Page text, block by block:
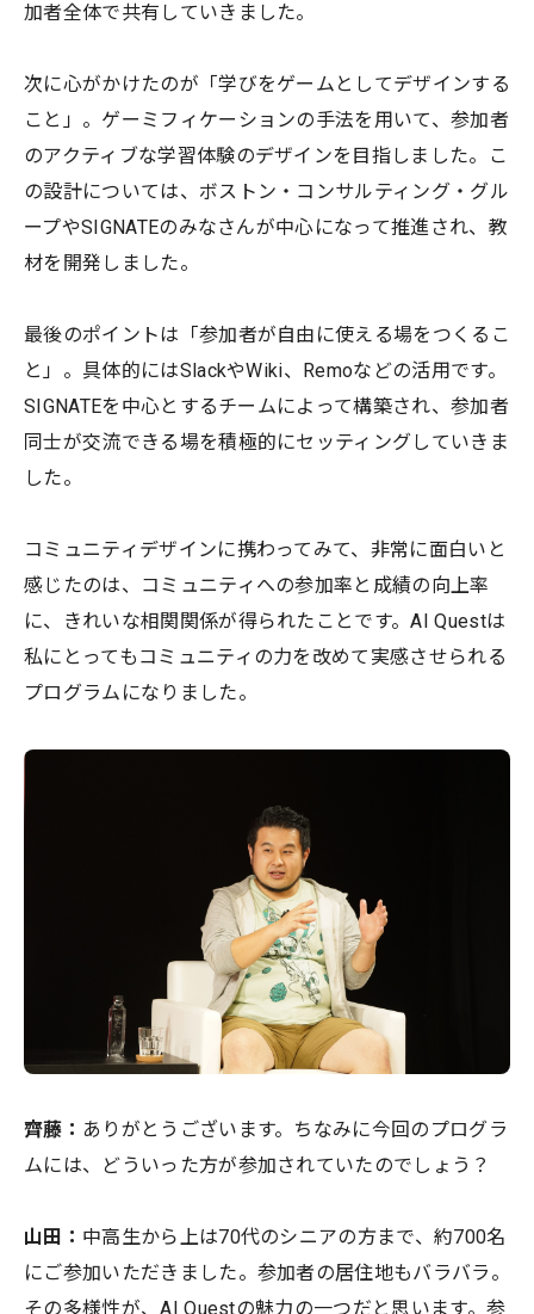
加者全体で共有していきました。
次に心がかけたのが「学びをゲームとしてデザインする
こと」。ゲーミフィケーションの手法を用いて、参加者
のアクティブな学習体験のデザインを目指しました。こ
の設計については、ボストン・コンサルティング・グル
ープやSIGNATEのみなさんが中心になって推進され、教
材を開発しました。
最後のポイントは「参加者が自由に使える場をつくるこ
と」。具体的にはSlackやWiki、Remoなどの活用です。
SIGNATEを中心とするチームによって構築され、参加者
同士が交流できる場を積極的にセッティングしていきま
した。
コミュニティデザインに携わってみて、非常に面白いと
感じたのは、コミュニティへの参加率と成績の向上率
に、きれいな相関関係が得られたことです。AI Questは
私にとってもコミュニティの力を改めて実感させられる
プログラムになりました。
齊藤： ありがとうございます。ちなみに今回のプログラ
ムには、どういった方が参加されていたのでしょう？
山田： 中高生から上は70代のシニアの方まで、約700名
にご参加いただきました。参加者の居住地もバラバラ。
その多様性が、AI Questの魅力の一つだと思います。参